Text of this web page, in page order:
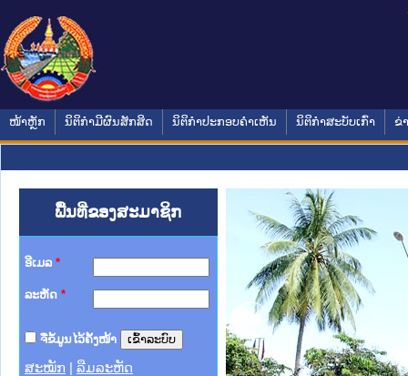
ໜ້າຫຼັກ ນິຕິກໍາມີຜົນສັກສິດ ນິຕິກໍາປະກອບຄໍາເຫັນ ນິຕິກໍາສະບັບເກົ່າ ຂ່
ພື້ນທີ່ຂອງສະມາຊິກ
ອີເມລ *
ລະຫັດ *
ຈື່ຂໍ້ມູນໄວ້ຄັ້ງໜ້າ
ສະໝັກ ລືມລະຫັດ